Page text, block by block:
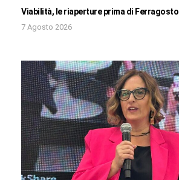
Viabilità, le riaperture prima di Ferragosto
7 Agosto 2026